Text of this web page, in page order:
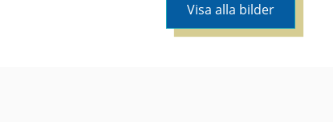
Visa alla bilder